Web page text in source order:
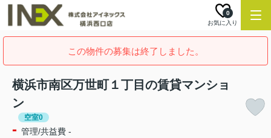
お気に入り
0
この物件の募集は終了しました。
横浜市南区万世町１丁目の賃貸マンショ
ン
空室0
- 管理/共益費 -